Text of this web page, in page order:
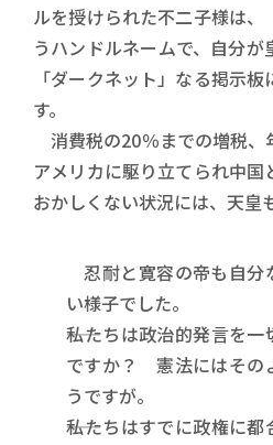
ルを授けられた不二子様は
うハンドルネームで、自分が
「ダークネット」なる掲示
す。
消費税の20％までの増税、
アメリカに駆り立てられ中
おかしくない状況には、天皇
忍耐と寛容の帝も自分
い様子でした。
――私たちは政治的発言を
ですか？ 憲法にはその
うですが。
――私たちはすでに政権に